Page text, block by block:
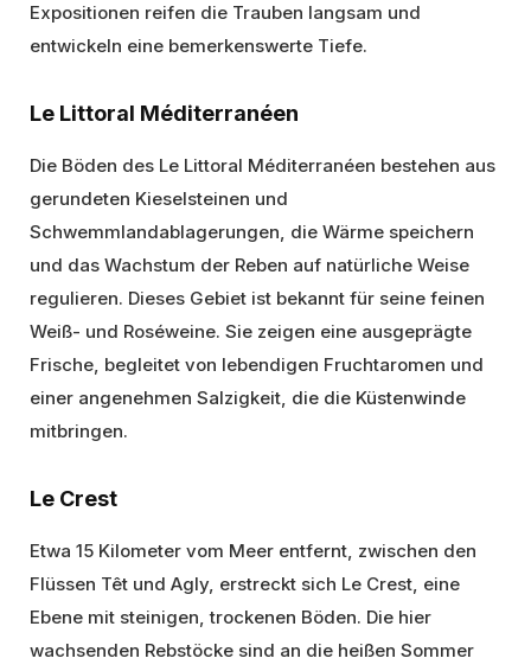
Expositionen reifen die Trauben langsam und
entwickeln eine bemerkenswerte Tiefe.
Le Littoral Méditerranéen
Die Böden des Le Littoral Méditerranéen bestehen aus
gerundeten Kieselsteinen und
Schwemmlandablagerungen, die Wärme speichern
und das Wachstum der Reben auf natürliche Weise
regulieren. Dieses Gebiet ist bekannt für seine feinen
Weiß- und Roséweine. Sie zeigen eine ausgeprägte
Frische, begleitet von lebendigen Fruchtaromen und
einer angenehmen Salzigkeit, die die Küstenwinde
mitbringen.
Le Crest
Etwa 15 Kilometer vom Meer entfernt, zwischen den
Flüssen Têt und Agly, erstreckt sich Le Crest, eine
Ebene mit steinigen, trockenen Böden. Die hier
wachsenden Rebstöcke sind an die heißen Sommer